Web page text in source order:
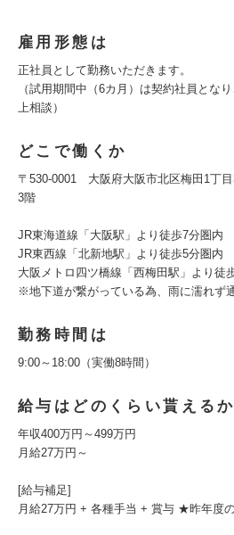
雇用形態は
正社員として勤務いただきます。
（試用期間中（6カ月）は契約社員とな
上相談）
どこで働くか
〒530-0001 大阪府大阪市北区梅田1丁
3階
JR東海道線「大阪駅」より徒歩7分圏内
JR東西線「北新地駅」より徒歩5分圏内
大阪メトロ四ツ橋線「西梅田駅」より徒
※地下道が繋がっている為、雨に濡れず
勤務時間は
9:00～18:00（実働8時間）
給与はどのくらい貰えるか
年収400万円～499万円
月給27万円～
[給与補足]
月給27万円 + 各種手当 + 賞与 ★昨年度